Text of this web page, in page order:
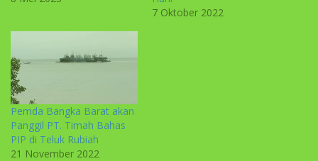
7 Oktober 2022
Pemda Bangka Barat akan
Panggil PT. Timah Bahas
PIP di Teluk Rubiah
21 November 2022